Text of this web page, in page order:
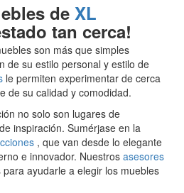
de XL
tan cerca!
son más que simples
de su estilo personal y estilo de
le permiten experimentar de cerca
de su calidad y comodidad.
no solo son lugares de
inspiración. Sumérjase en la
, que van desde lo elegante
e innovador. Nuestros asesores
ayudarle a elegir los muebles